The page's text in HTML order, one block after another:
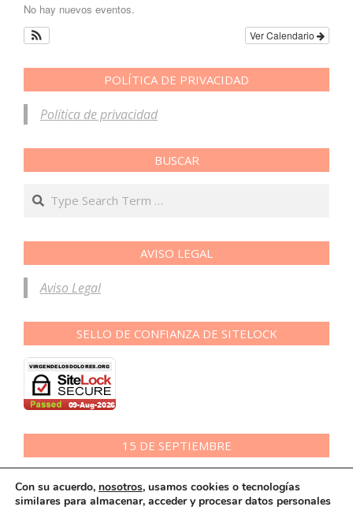
No hay nuevos eventos.
SELLO DE CONFIANZA DE SITELOCK
15 DE SEPTIEMBRE
Con su acuerdo, nosotros, usamos cookies o tecnologías
similares para almacenar, acceder y procesar datos personales